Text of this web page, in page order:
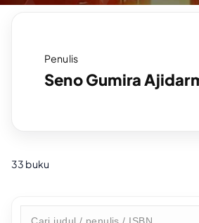
Penulis
Seno Gumira
33 buku